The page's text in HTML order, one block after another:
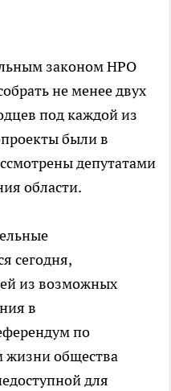
законом НРО
не менее двух
под каждой из
были в
депутатами
области.
сегодня,
из возможных
в
по
жизни общества
для